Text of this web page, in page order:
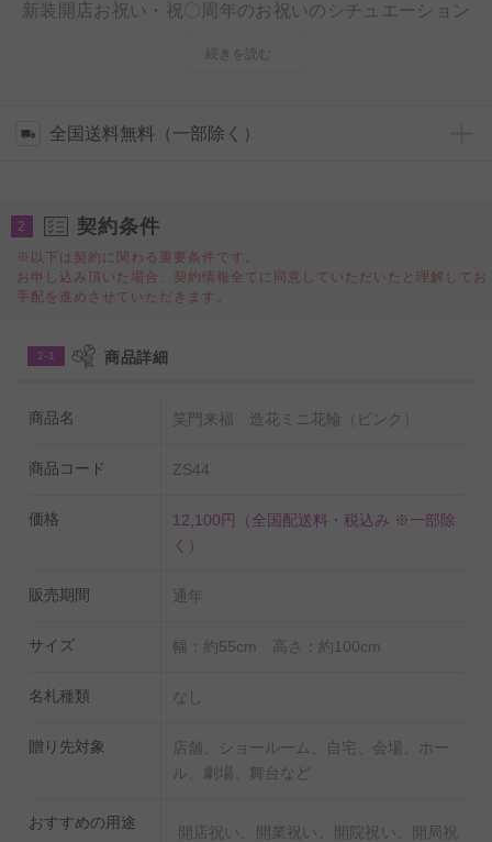
新装開店お祝い・祝〇周年のお祝いのシチュエーション
気の花輪の演出はとても効果があり、最適なツールで
持ちを満開に咲かせて祝賀ムードを演出してみてはいか
がでしょうか？
続きを読む
全国送料無料（一部除く）
2 契約条件
※以下は契約に関わる重要条件です。
お申し込み頂いた場合、契約情報全てに同意していただいたと理解してお
手配を進めさせていただきます。
2-1 商品詳細
商品名 笑門来福 造花ミニ花輪（ピンク）
商品コード ZS44
価格 12,100円
（全国配送料・税込み ※一部除
く）
販売期間 通年
サイズ 幅：約55cm 高さ：約100cm
名札種類 なし
贈り先対象
店舗、ショールーム、自宅、会場、ホー
ル、劇場、舞台など
おすすめの用途
開店祝い、開業祝い、開院祝い、開局祝